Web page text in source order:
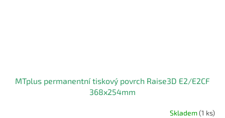
MTplus permanentní tiskový povrch Raise3D E2/E2CF
368x254mm
Skladem(1 ks)